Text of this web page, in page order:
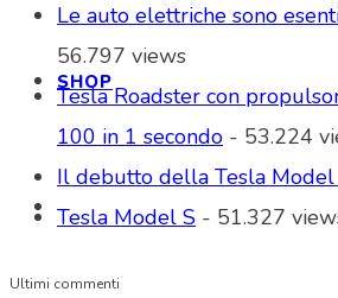
SHOP
Le auto elettriche sono
56.797 views
Tesla Roadster con
100 in 1 secondo - 53.224
Il debutto della Tesla
Tesla Model S - 51.327
Ultimi commenti